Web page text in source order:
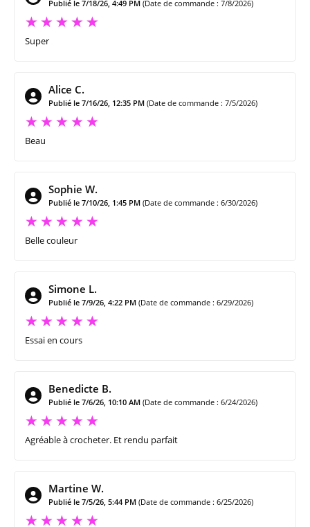
Publié le 7/18/26, 4:49 PM (Date de commande : 7/8/2026)
Super
Alice C.
Publié le 7/16/26, 12:35 PM (Date de commande : 7/5/2026)
Beau
Sophie W.
Publié le 7/10/26, 1:45 PM (Date de commande : 6/30/2026)
Belle couleur
Simone L.
Publié le 7/9/26, 4:22 PM (Date de commande : 6/29/2026)
Essai en cours
Benedicte B.
Publié le 7/6/26, 10:10 AM (Date de commande : 6/24/2026)
Agréable à crocheter. Et rendu parfait
Martine W.
Publié le 7/5/26, 5:44 PM (Date de commande : 6/25/2026)